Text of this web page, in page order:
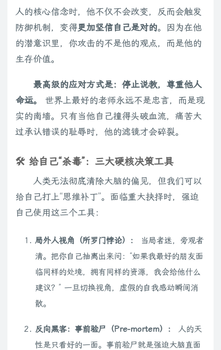
人的核心信念时，他不仅不会改变，反而会触发
防御机制，变得更加坚信自己是对的。因为在他
的潜意识里，你攻击的不是他的观点，而是他的
生存价值。
最高级的应对方式是：停止说教，尊重他人
命运。
世界上最好的老师永远不是忠言，而是现
实的南墙。只有当他自己撞得头破血流，痛苦大
过承认错误的耻辱时，他的滤镜才会碎裂。
🛠️ 给自己“杀毒”：三大硬核决策工具
人类无法彻底清除大脑的偏见，但我们可以
给自己打上“思维补丁”。面临重大抉择时，强迫
自己使用这三个工具：
局外人视角（所罗门悖论）：
当局者迷，旁观者
清。把你自己抽离出来问：“如果我最好的朋友面
临同样的处境，拥有同样的资源，我会给他什么
建议？” 一旦切换视角，虚假的自我感动瞬间消
散。
反向黑客：事前验尸（Pre-mortem）：
人的天
性是只看好的一面。事前验尸就是强迫大脑直面